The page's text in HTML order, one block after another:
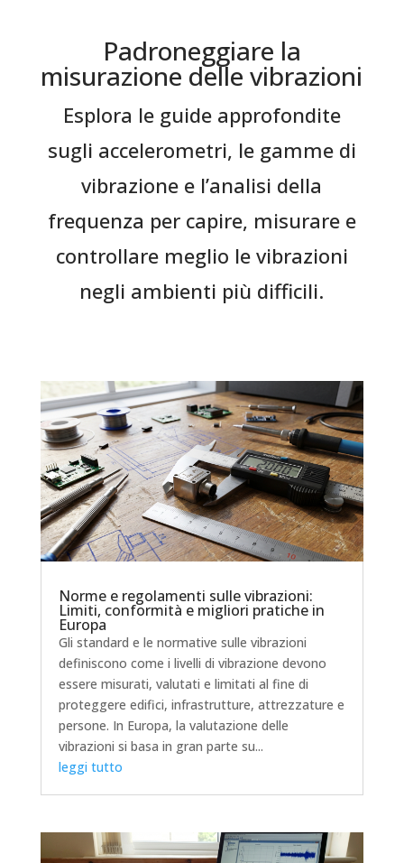
Padroneggiare la
misurazione delle vibrazioni
Esplora le guide approfondite
sugli accelerometri, le gamme di
vibrazione e l’analisi della
frequenza per capire, misurare e
controllare meglio le vibrazioni
negli ambienti più difficili.
Norme e regolamenti sulle vibrazioni:
Limiti, conformità e migliori pratiche in
Europa
Gli standard e le normative sulle vibrazioni
definiscono come i livelli di vibrazione devono
essere misurati, valutati e limitati al fine di
proteggere edifici, infrastrutture, attrezzature e
persone. In Europa, la valutazione delle
vibrazioni si basa in gran parte su...
leggi tutto